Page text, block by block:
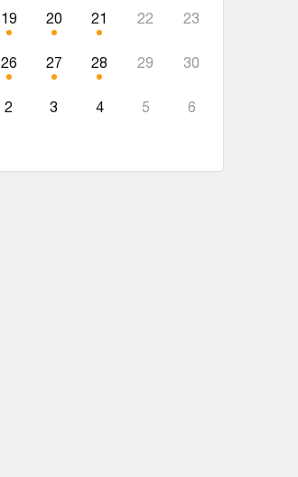
19 20 21 22 23
26 27 28 29 30
2 3 4 5 6